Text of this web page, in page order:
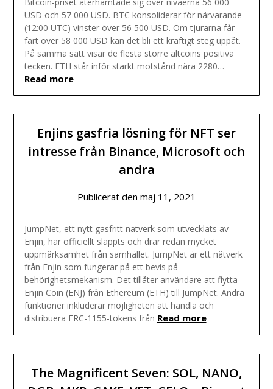
USD och 57 000 USD. BTC konsoliderar för närvarande
(12:00 UTC) vinster över 56 500 USD. Om tjurarna får
fart över 58 000 USD kan det bli ett kraftigt steg uppåt.
På samma sätt visar de flesta större altcoins positiva
tecken. ETH står inför starkt motstånd nära 2280…
Read more
Enjins gasfria lösning för NFT ser
intresse från Binance, Microsoft och
andra
Publicerat den maj 11, 2021
JumpNet, ett nytt gasfritt nätverk som utvecklats av
Enjin, har officiellt släppts och drar redan mycket
uppmärksamhet från samhället. JumpNet är ett nätverk
från Enjin som fungerar på ett bevis på
behörighetsmekanism. Det tillåter användare att flytta
Enjin Coin (ENJ) från Ethereum (ETH) till JumpNet. Andra
funktioner inkluderar möjligheten att handla och
distribuera ERC-1155-tokens från Read more
The Magnificent Seven: SOL, NANO,